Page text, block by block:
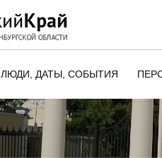
ЛЮДИ, ДАТЫ, CОБЫТИЯ
ЭТОТ ДЕНЬ В ИСТОРИИ
ОРЕНБУРГСКОГО КРАЯ
ПАМЯТНЫЕ ДАТЫ